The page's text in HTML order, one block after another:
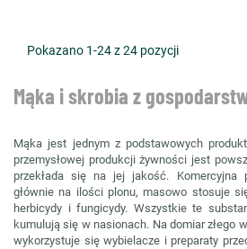
Pokazano 1-24 z 24 pozycji
Mąka i skrobia z
Mąka jest jednym z podstawowych
przemysłowej produkcji żywności jest
przekłada się na jej jakość. Komercyjna
głównie na ilości plonu, masowo stosuje
herbicydy i fungicydy. Wszystkie te
kumulują się w nasionach. Na domiar złego
wykorzystuje się wybielacze i preparaty